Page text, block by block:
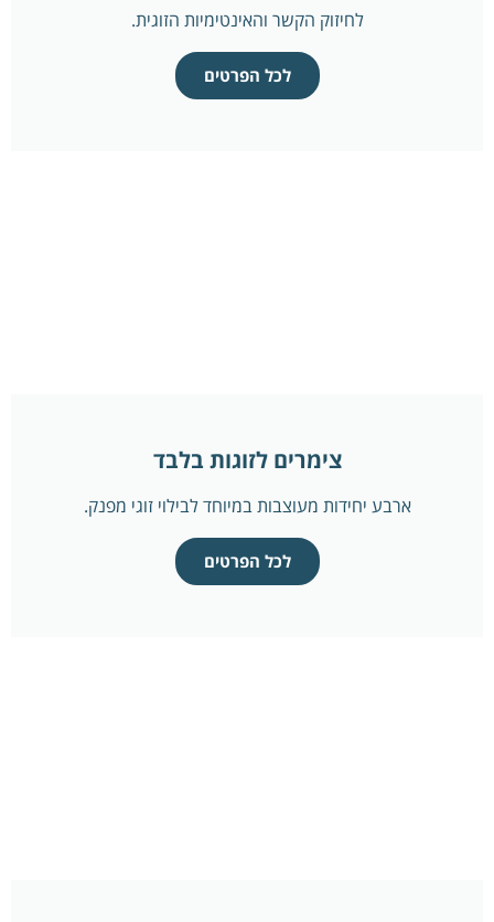
לחיזוק הקשר והאינטימיות הזוגית.
לכל הפרטים
צימרים לזוגות בלבד
ארבע יחידות מעוצבות במיוחד לבילוי זוגי מפנק.
לכל הפרטים